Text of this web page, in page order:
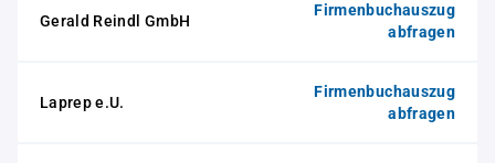
Gerald Reindl GmbH
Firmenbuchauszug
abfragen
Laprep e.U.
Firmenbuchauszug
abfragen